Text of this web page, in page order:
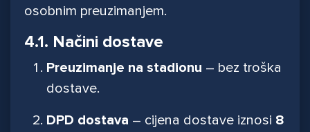
osobnim preuzimanjem.
4.1. Načini dostave
Preuzimanje na stadionu – bez troška
dostave.
DPD dostava – cijena dostave iznosi 8